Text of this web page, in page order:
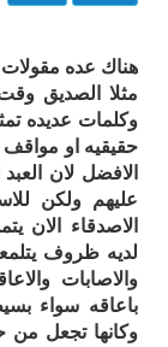
هناك عده
مثلا الصديق
وكلمات عديده
حقيقيه او مواقف
الافضل لان
عليهم ولكن
الاصدقاء الان
لديه ظروف
والاصابات
باعاقه سواء
وكانها تجعل من